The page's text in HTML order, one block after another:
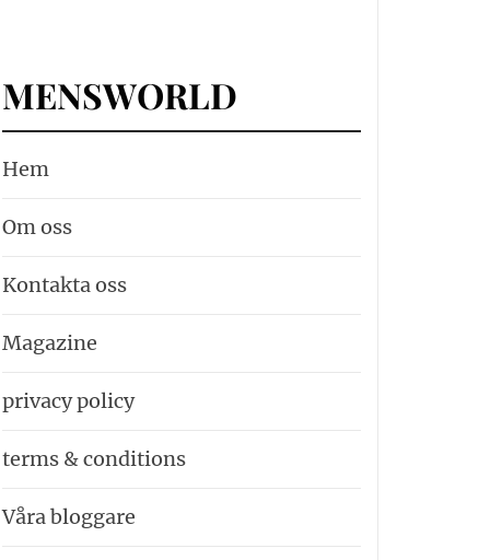
MENSWORLD
Hem
Om oss
Kontakta oss
Magazine
privacy policy
terms & conditions
Våra bloggare